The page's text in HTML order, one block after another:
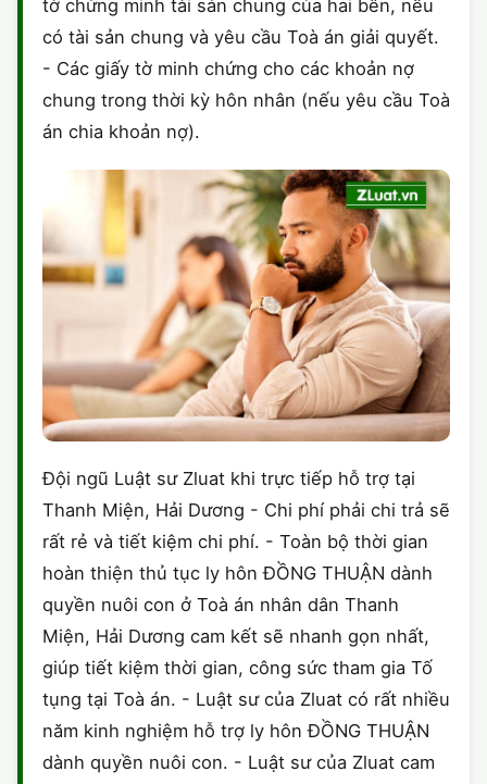
tờ chứng minh tài sản chung của hai bên, nếu
có tài sản chung và yêu cầu Toà án giải quyết.
- Các giấy tờ minh chứng cho các khoản nợ
chung trong thời kỳ hôn nhân (nếu yêu cầu Toà
án chia khoản nợ).
Đội ngũ Luật sư Zluat khi trực tiếp hỗ trợ tại
Thanh Miện, Hải Dương - Chi phí phải chi trả sẽ
rất rẻ và tiết kiệm chi phí. - Toàn bộ thời gian
hoàn thiện thủ tục ly hôn ĐỒNG THUẬN dành
quyền nuôi con ở Toà án nhân dân Thanh
Miện, Hải Dương cam kết sẽ nhanh gọn nhất,
giúp tiết kiệm thời gian, công sức tham gia Tố
tụng tại Toà án. - Luật sư của Zluat có rất nhiều
năm kinh nghiệm hỗ trợ ly hôn ĐỒNG THUẬN
dành quyền nuôi con. - Luật sư của Zluat cam